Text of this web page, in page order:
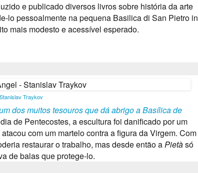
e publicado diversos livros sobre história da arte
lo pessoalmente na pequena Basilica di San Pietro in
mais modesto e acessível esperado.
Stanislav Traykov
dos muitos tesouros que dá abrigo a Basílica de
de Pentecostes, a escultura foi danificado por um
com um martelo contra a figura da Virgem. Com
restaurar o trabalho, mas desde então aPietàsó
de balas que protege-lo.